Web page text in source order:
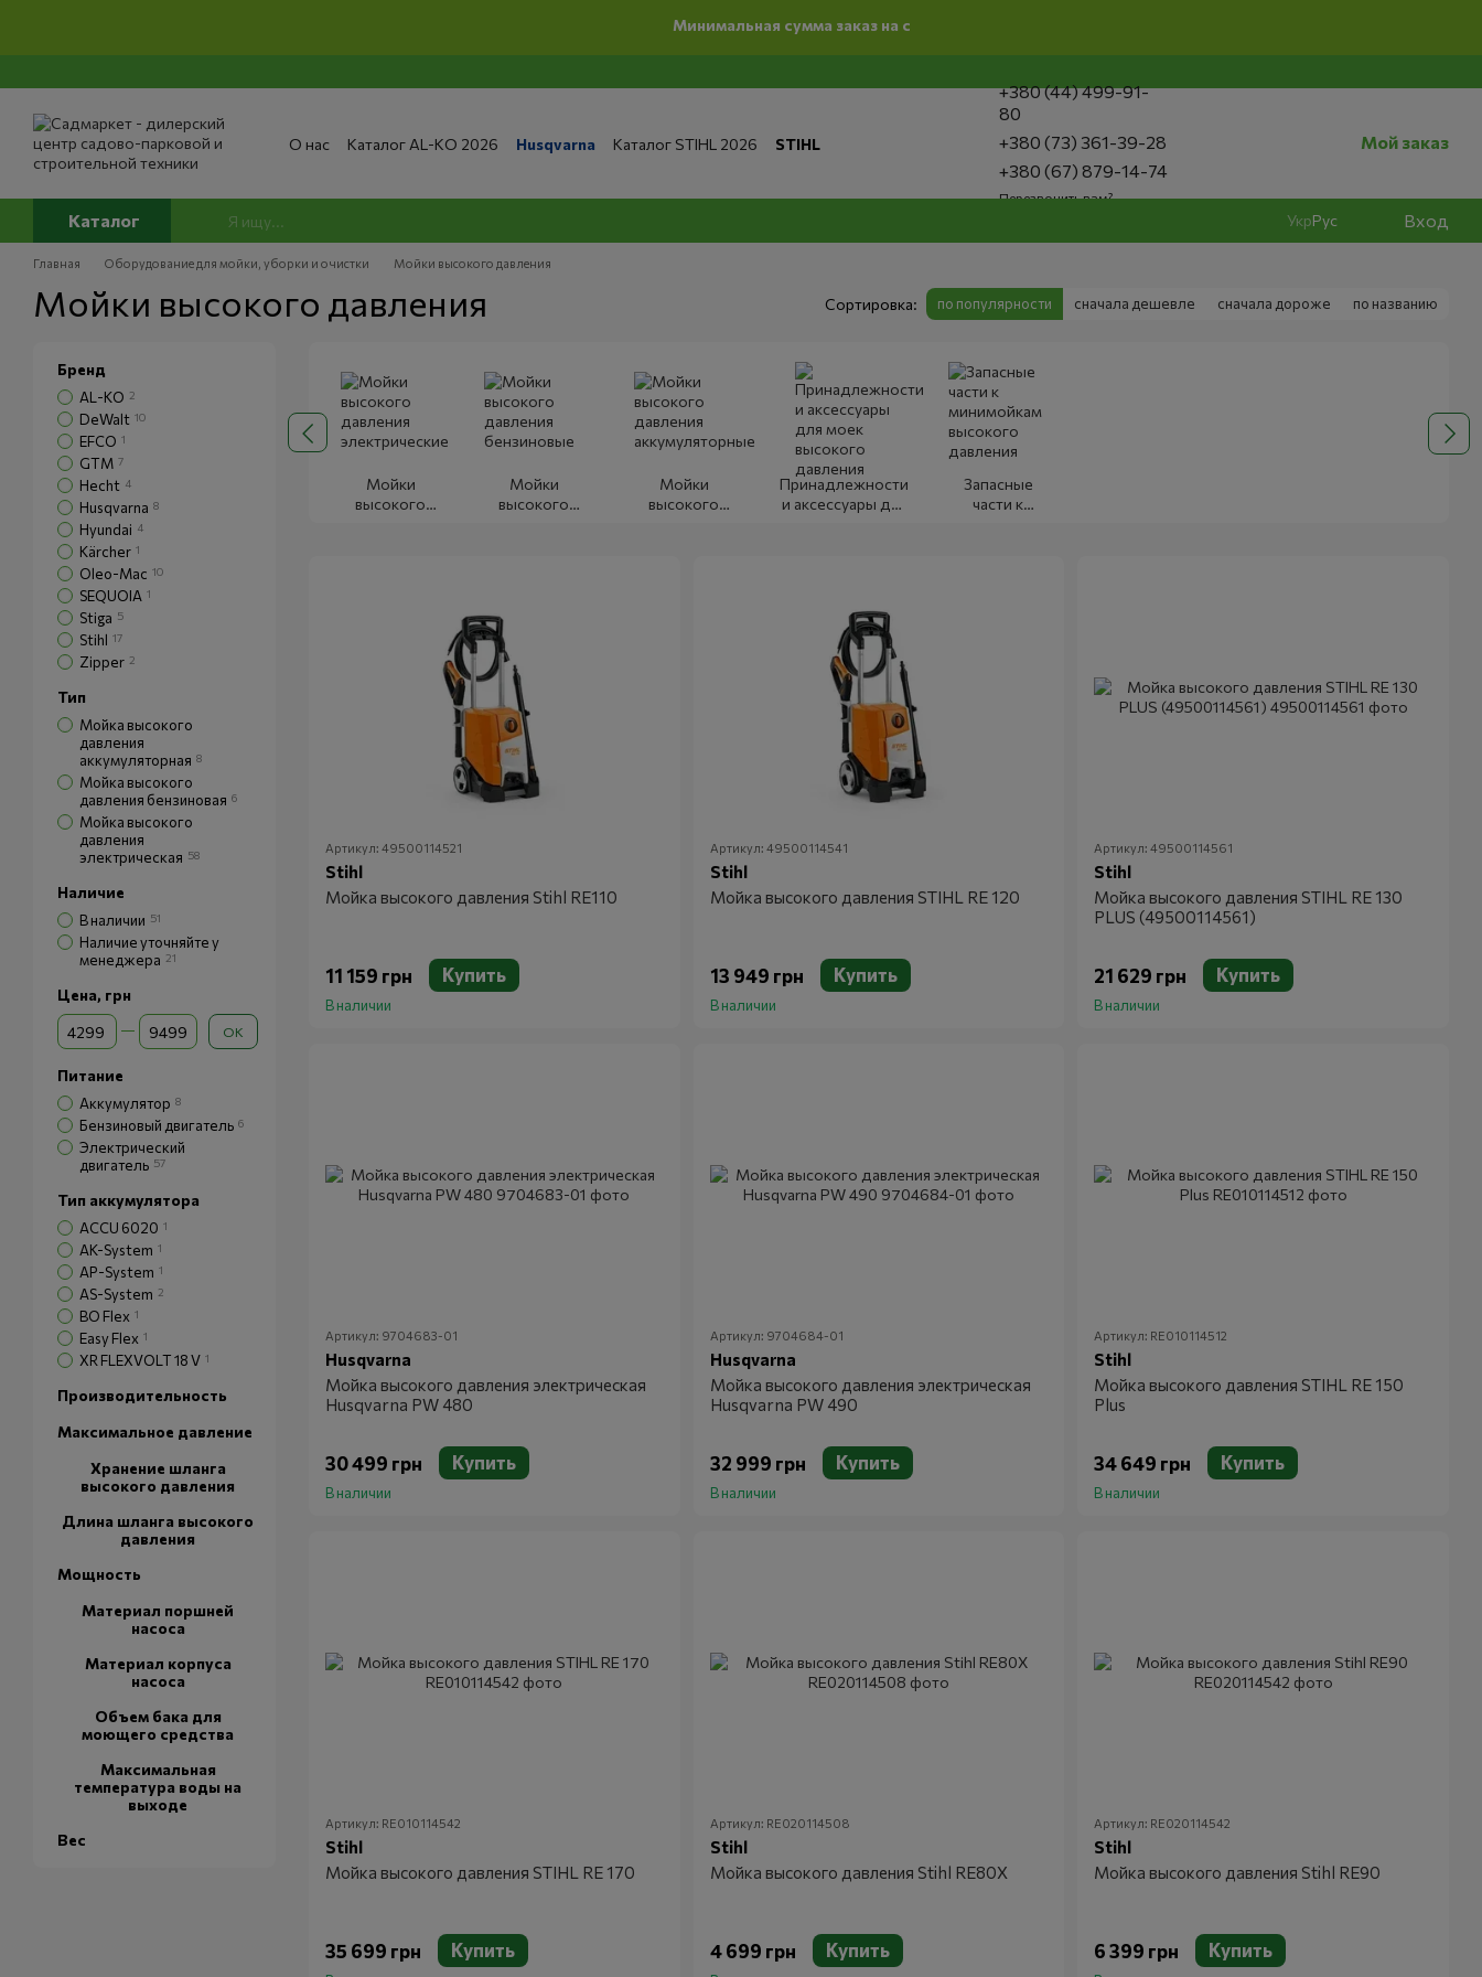
Минимальная сумма заказ на сайте 500 грн
О нас Каталог AL-KO 2026 Husqvarna Каталог STIHL 2026
STIHL
+380 (44) 499-91-
80
+380 (73) 361-39-28
+380 (67) 879-14-74
Перезвонить вам?
Мой заказ
Каталог УкрРус Вход
Главная Оборудование для мойки, уборки и очистки Мойки высокого давления
Мойки высокого давления Сортировка: по популярности сначала дешевле сначала дороже по названию
Мойки
высокого
Мойки
высокого
Мойки
высокого
Принадлежности
и аксессуары для
Запасные
части к
Артикул: 49500114521
Stihl
Мойка высокого давления Stihl RE110
11 159 грн Купить
В наличии
Артикул: 49500114541
Stihl
Мойка высокого давления STIHL RE 120
13 949 грн Купить
В наличии
Артикул: 49500114561
Stihl
Мойка высокого давления STIHL RE 130
PLUS (49500114561)
21 629 грн Купить
В наличии
Артикул: 9704683-01
Husqvarna
Мойка высокого давления электрическая
Husqvarna PW 480
30 499 грн Купить
В наличии
Артикул: 9704684-01
Husqvarna
Мойка высокого давления электрическая
Husqvarna PW 490
32 999 грн Купить
В наличии
Артикул: RE010114512
Stihl
Мойка высокого давления STIHL RE 150
Plus
34 649 грн Купить
В наличии
Артикул: RE010114542
Stihl
Мойка высокого давления STIHL RE 170
35 699 грн Купить
Артикул: RE020114508
Stihl
Мойка высокого давления Stihl RE80X
4 699 грн Купить
Артикул: RE020114542
Stihl
Мойка высокого давления Stihl RE90
6 399 грн Купить
Бренд
AL-KO 2
DeWalt 10
EFCO 1
GTM 7
Hecht 4
Husqvarna 8
Hyundai 4
Kärcher 1
Oleo-Mac 10
SEQUOIA 1
Stiga 5
Stihl 17
Zipper 2
Тип
Мойка высокого
давления
аккумуляторная 8
Мойка высокого
давления бензиновая 6
Мойка высокого
давления
электрическая 58
Наличие
В наличии 51
Наличие уточняйте у
менеджера 21
Цена, грн
От Цена, грн
До Цена, грн OK
Питание
Аккумулятор 8
Бензиновый двигатель 6
Электрический
двигатель 57
Тип аккумулятора
ACCU 6020 1
AK-System 1
AP-System 1
AS-System 2
BO Flex 1
Easy Flex 1
XR FLEXVOLT 18 V 1
Производительность
Максимальное давление
Хранение шланга
высокого давления
Длина шланга высокого
давления
Мощность
Материал поршней
насоса
Материал корпуса
насоса
Объем бака для
моющего средства
Максимальная
температура воды на
выходе
Вес